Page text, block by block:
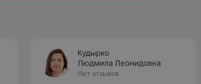
Кудырко
Людмила Леонидовна
Нет отзывов